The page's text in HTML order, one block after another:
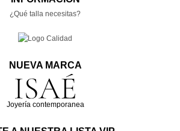
¿Qué talla necesitas?
NUEVA MARCA
Joyería contemporanea